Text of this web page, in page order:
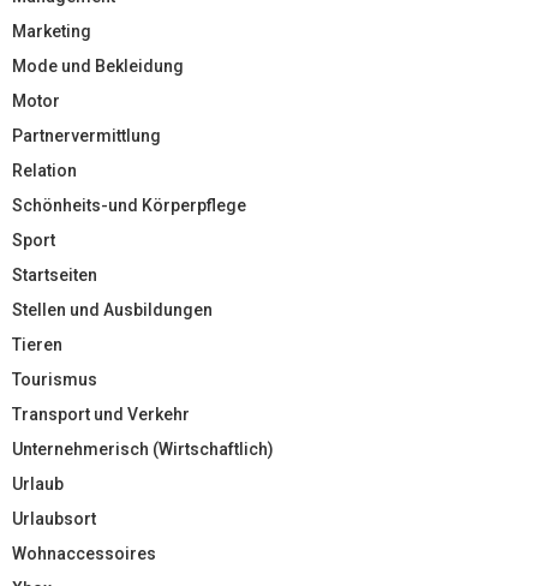
Marketing
Mode und Bekleidung
Motor
Partnervermittlung
Relation
Schönheits-und Körperpflege
Sport
Startseiten
Stellen und Ausbildungen
Tieren
Tourismus
Transport und Verkehr
Unternehmerisch (Wirtschaftlich)
Urlaub
Urlaubsort
Wohnaccessoires